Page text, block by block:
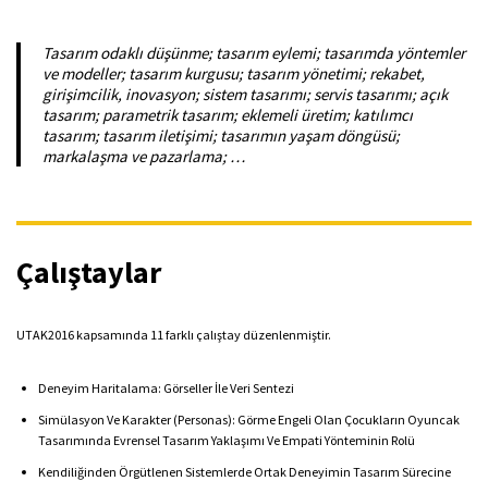
Tasarım odaklı düşünme; tasarım eylemi; tasarımda yöntemler
ve modeller; tasarım kurgusu; tasarım yönetimi; rekabet,
girişimcilik, inovasyon; sistem tasarımı; servis tasarımı; açık
tasarım; parametrik tasarım; eklemeli üretim; katılımcı
tasarım; tasarım iletişimi; tasarımın yaşam döngüsü;
markalaşma ve pazarlama; …
Çalıştaylar
UTAK2016 kapsamında 11 farklı çalıştay düzenlenmiştir.
Deneyim Haritalama: Görseller İle Veri Sentezi
Simülasyon Ve Karakter (Personas): Görme Engeli Olan Çocukların Oyuncak
Tasarımında Evrensel Tasarım Yaklaşımı Ve Empati Yönteminin Rolü
Kendiliğinden Örgütlenen Sistemlerde Ortak Deneyimin Tasarım Sürecine